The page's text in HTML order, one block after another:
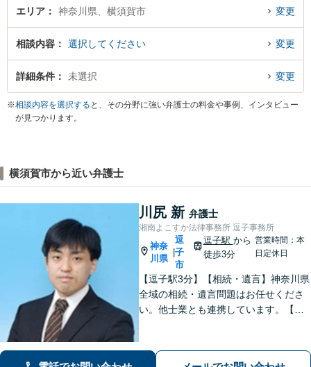
エリア 神奈川県、横須賀市 変更
相談内容 選択してください 変更
詳細条件 未選択 変更
※相談内容を選択する と、その分野に強い弁護士の料金や事例、インタビュー
が見つかります。
横須賀市から近い弁護士
川尻 新 弁護士
湘南よこすか法律事務所 逗子事務所
神奈
川県
逗
子
市
逗子駅 から
徒歩3分
営業時間：本
日定休日
【逗子駅3分】【相続・遺言】神奈川県
全域の相続・遺言問題はお任せくださ
い。他士業とも連携しています。【離
【初回面談無料】【夜間・休日は予約